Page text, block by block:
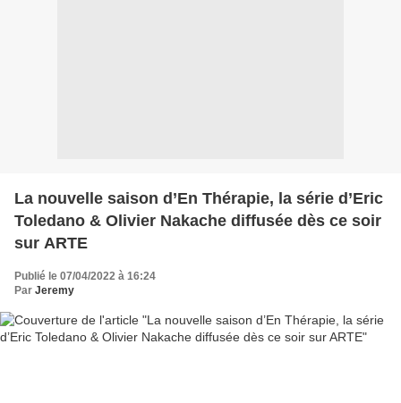
La nouvelle saison d’En Thérapie, la série d’Eric
Toledano & Olivier Nakache diffusée dès ce soir
sur ARTE
Publié le 07/04/2022 à 16:24
Par Jeremy